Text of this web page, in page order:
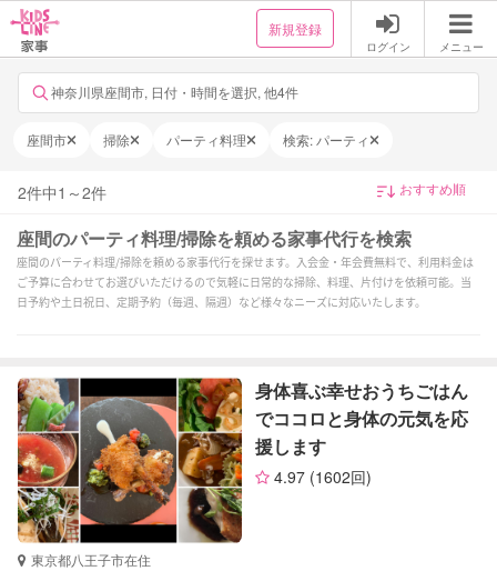
新規登録
ログイン メニュー
神奈川県座間市, 日付・時間を選択, 他4件
座間市 掃除 パーティ料理 検索: パーティ
2件中1 ～2件
座間のパーティ料理/掃除を頼める家事代行を検索
座間のパーティ料理/掃除を頼める家事代行を探せます。入会金・年会費無料で、利用料金は
ご予算に合わせてお選びいただけるので気軽に日常的な掃除、料理、片付けを依頼可能。当
日予約や土日祝日、定期予約（毎週、隔週）など様々なニーズに対応いたします。
身体喜ぶ幸せおうちごはん
でココロと身体の元気を応
援します
4.97 (1602回)
東京都八王子市在住